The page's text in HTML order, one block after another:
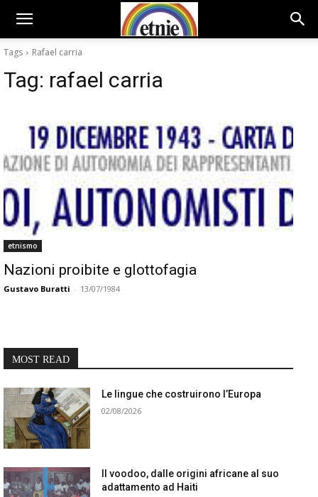
Tags Rafael carria
Tag: rafael carria
etnismo
Nazioni proibite e glottofagia
Gustavo Buratti - 13/07/1984
MOST READ
Le lingue che costruirono l’Europa
02/08/2026
Il voodoo, dalle origini africane al suo
adattamento ad Haiti